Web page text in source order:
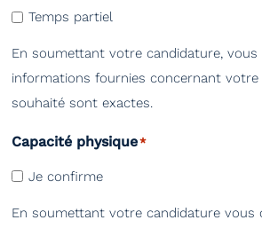
Temps partiel
En soumettant votre candidature,
informations fournies concernant
souhaité sont exactes.
Capacité physique*
Je confirme
En soumettant votre candidature vous